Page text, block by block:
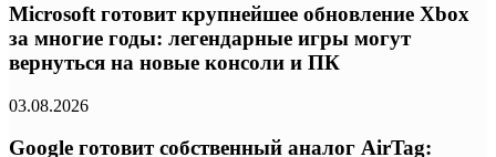
Microsoft готовит крупнейшее обновление Xbox
за многие годы: легендарные игры могут
вернуться на новые консоли и ПК
03.08.2026
Google готовит собственный аналог AirTag: